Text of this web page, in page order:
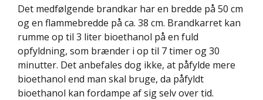
Det medfølgende brandkar har en bredde på 50 cm
og en flammebredde på ca. 38 cm. Brandkarret kan
rumme op til 3 liter bioethanol på en fuld
opfyldning, som brænder i op til 7 timer og 30
minutter. Det anbefales dog ikke, at påfylde mere
bioethanol end man skal bruge, da påfyldt
bioethanol kan fordampe af sig selv over tid.